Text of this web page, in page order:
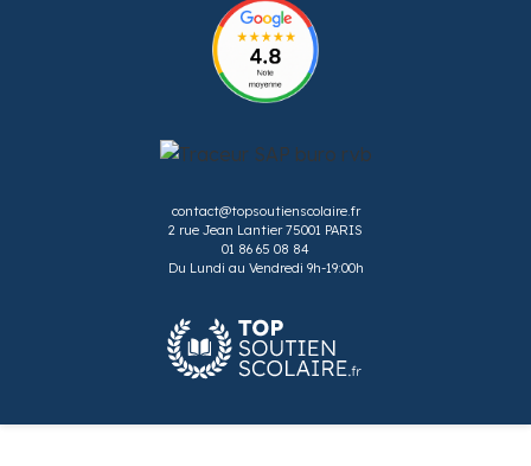
contact@topsoutienscolaire.fr
2 rue Jean Lantier 75001 PARIS
01 86 65 08 84
Du Lundi au Vendredi 9h-19:00h